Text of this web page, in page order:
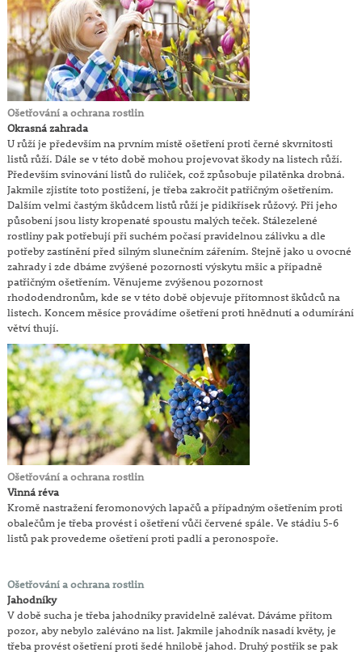
Ošetřování a ochrana rostlin
Okrasná zahrada
U růží je především na prvním místě ošetření proti černé skvrnitosti
listů růží. Dále se v této době mohou projevovat škody na listech růží.
Především svinování listů do ruliček, což způsobuje pilatěnka drobná.
Jakmile zjistíte toto postižení, je třeba zakročit patřičným ošetřením.
Dalším velmi častým škůdcem listů růží je pidikřísek růžový. Při jeho
působení jsou listy kropenaté spoustu malých teček. Stálezelené
rostliny pak potřebují při suchém počasí pravidelnou zálivku a dle
potřeby zastínění před silným slunečním zářením. Stejně jako u ovocné
zahrady i zde dbáme zvýšené pozornosti výskytu mšic a případně
patřičným ošetřením. Věnujeme zvýšenou pozornost
rhododendronům, kde se v této době objevuje přítomnost škůdců na
listech. Koncem měsíce provádíme ošetření proti hnědnutí a odumírání
větví thují.
Ošetřování a ochrana rostlin
Vinná réva
Kromě nastražení feromonových lapačů a případným ošetřením proti
obalečům je třeba provést i ošetření vůči červené spále. Ve stádiu 5-6
listů pak provedeme ošetření proti padlí a peronospoře.
Ošetřování a ochrana rostlin
Jahodníky
V době sucha je třeba jahodníky pravidelně zalévat. Dáváme přitom
pozor, aby nebylo zaléváno na list. Jakmile jahodník nasadí květy, je
třeba provést ošetření proti šedé hnilobě jahod. Druhý postřik se pak